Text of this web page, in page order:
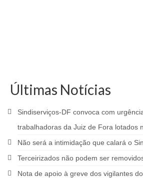
Últimas Notícias
Sindiserviços-DF convoca com
trabalhadoras da Juiz de Fora lotados
Não será a intimidação que calará o
Terceirizados não podem ser
Nota de apoio à greve dos vigilantes